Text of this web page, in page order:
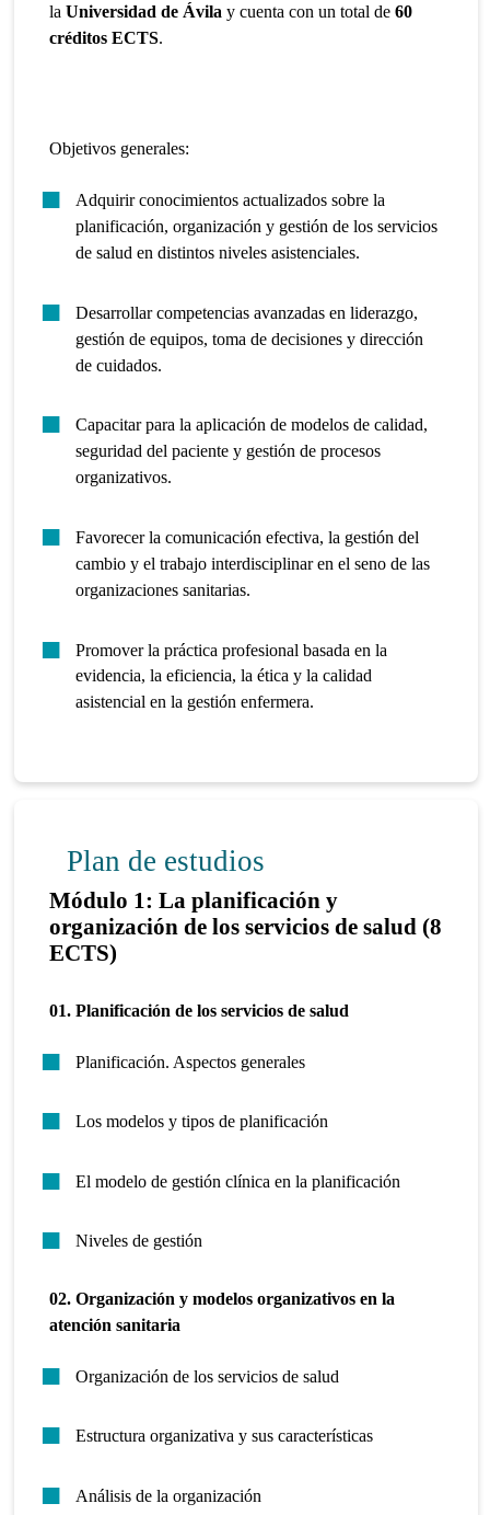
laUniversidad de Ávila y cuenta con un total de60
créditos ECTS.
Objetivos generales:
Adquirir conocimientos actualizados sobre la
planificación, organización y gestión de los servicios
de salud en distintos niveles asistenciales.
Desarrollar competencias avanzadas en liderazgo,
gestión de equipos, toma de decisiones y dirección
de cuidados.
Capacitar para la aplicación de modelos de calidad,
seguridad del paciente y gestión de procesos
organizativos.
Favorecer la comunicación efectiva, la gestión del
cambio y el trabajo interdisciplinar en el seno de las
organizaciones sanitarias.
Promover la práctica profesional basada en la
evidencia, la eficiencia, la ética y la calidad
asistencial en la gestión enfermera.
Plan de estudios
Módulo 1: La planificación y
organización de los servicios de salud (8
ECTS)
01. Planificación de los servicios de salud
Planificación. Aspectos generales
Los modelos y tipos de planificación
El modelo de gestión clínica en la planificación
Niveles de gestión
02. Organización y modelos organizativos en la
atención sanitaria
Organización de los servicios de salud
Estructura organizativa y sus características
Análisis de la organización